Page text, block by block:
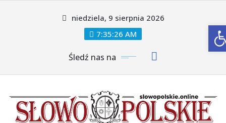
niedziela, 9 sierpnia 2026
7:35:28 AM
Śledź nas na